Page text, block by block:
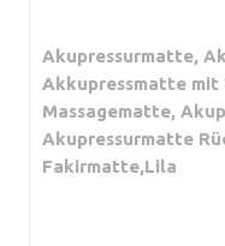
Akupressurmatte,
Akkupressmatte mit
Massagematte,
Akupressurmatte
Fakirmatte,Lila